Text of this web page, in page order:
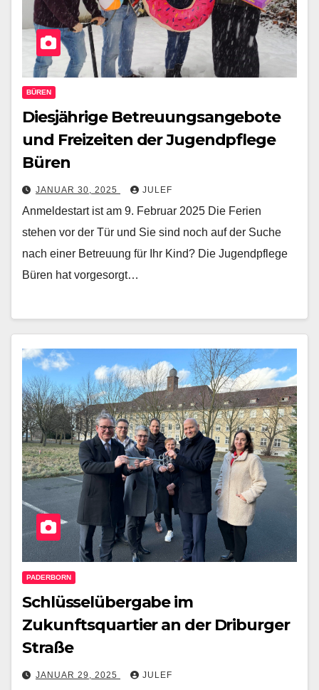
BÜREN
Diesjährige Betreuungsangebote
und Freizeiten der Jugendpflege
Büren
JANUAR 30, 2025 JULEF
Anmeldestart ist am 9. Februar 2025 Die Ferien
stehen vor der Tür und Sie sind noch auf der Suche
nach einer Betreuung für Ihr Kind? Die Jugendpflege
Büren hat vorgesorgt…
PADERBORN
Schlüsselübergabe im
Zukunftsquartier an der Driburger
Straße
JANUAR 29, 2025 JULEF